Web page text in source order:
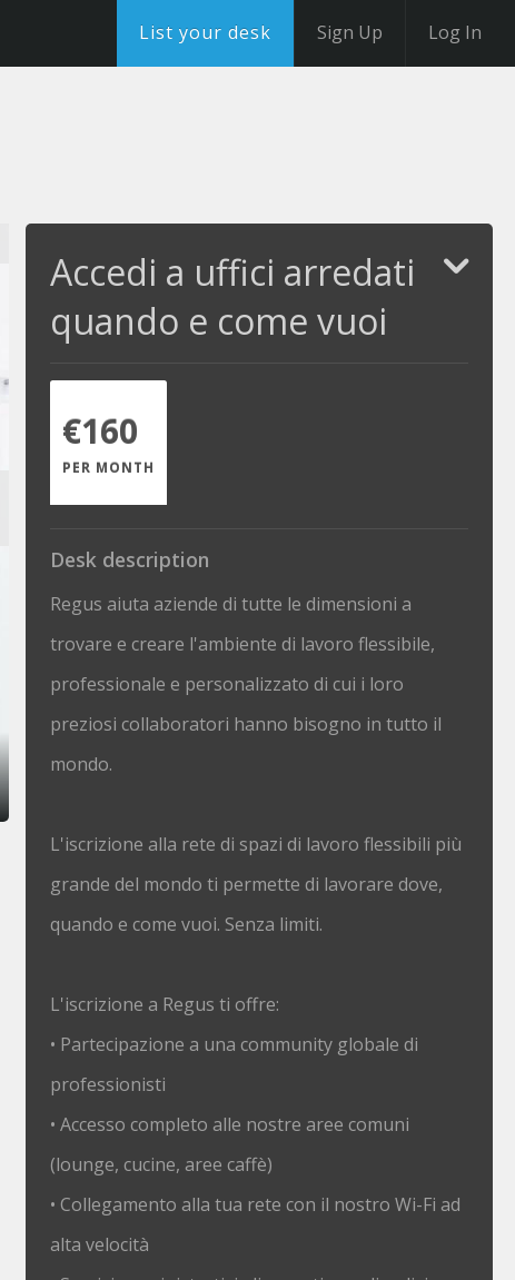
List your desk Sign Up Log In
Accedi a uffici arredati
quando e come vuoi
€160
PER MONTH
Desk description
Regus aiuta aziende di tutte le dimensioni a
trovare e creare l'ambiente di lavoro flessibile,
professionale e personalizzato di cui i loro
preziosi collaboratori hanno bisogno in tutto il
mondo.
L'iscrizione alla rete di spazi di lavoro flessibili più
grande del mondo ti permette di lavorare dove,
quando e come vuoi. Senza limiti.
L'iscrizione a Regus ti offre:
• Partecipazione a una community globale di
professionisti
• Accesso completo alle nostre aree comuni
(lounge, cucine, aree caffè)
• Collegamento alla tua rete con il nostro Wi-Fi ad
alta velocità